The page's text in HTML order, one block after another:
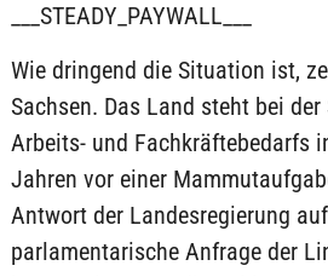
___STEADY_PAYWALL___
Wie dringend die Situation ist,
Sachsen. Das Land steht bei der
Arbeits- und Fachkräftebedarfs
Jahren vor einer
Antwort der Landesregierung
parlamentarische Anfrage der